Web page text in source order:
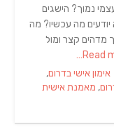
נמוך? הישגים
מה עכשיו? מה
מדהים קצר ומול
Tags
אימון אישי בדרום,
, מאמנת אישית